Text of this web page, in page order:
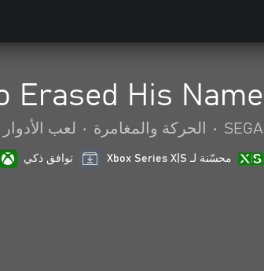
Erased His Name
SEGA
• الحركة والمغامرة • لعب الأدوار
محسّنة لـ Xbox Series X|S توافق ذكي